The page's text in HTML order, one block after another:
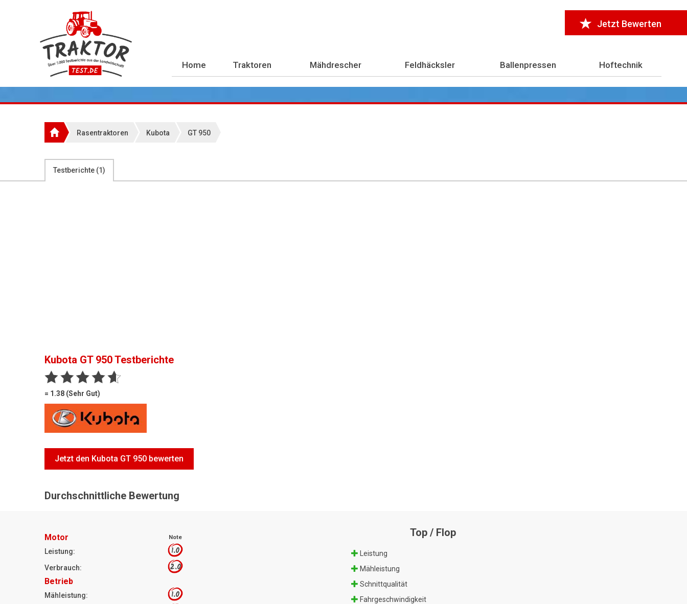
Jetzt Bewerten
Home Traktoren Mähdrescher Feldhäcksler Ballenpressen Hoftechnik
Rasentraktoren Kubota GT 950
Testberichte (1)
Kubota GT 950Testberichte
= 1.38 (Sehr Gut)
Jetzt den Kubota GT 950 bewerten
Durchschnittliche Bewertung
Motor Note
Leistung: 1.0
Verbrauch: 2.0
Betrieb
Mähleistung: 1.0
Top / Flop
Leistung
Mähleistung
Schnittqualität
Fahrgeschwindigkeit